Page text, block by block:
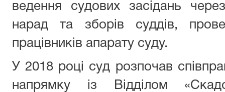
ведення судових засідань
нарад та зборів суддів,
працівників апарату суду.
У 2018 році суд розпочав
напрямку із Відділом